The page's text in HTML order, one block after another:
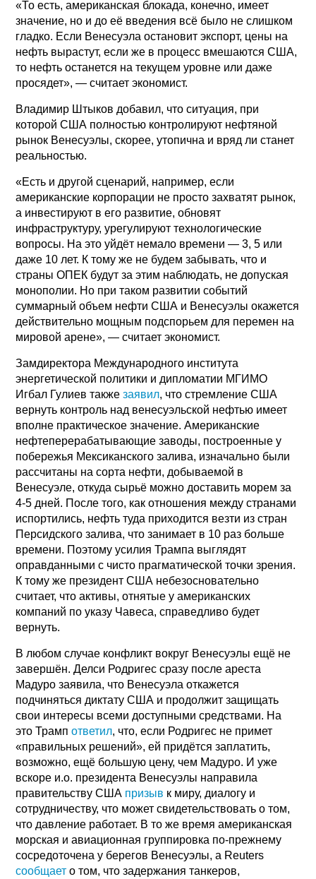
«То есть, американская блокада, конечно, имеет
значение, но и до её введения всё было не слишком
гладко. Если Венесуэла остановит экспорт, цены на
нефть вырастут, если же в процесс вмешаются США,
то нефть останется на текущем уровне или даже
просядет», — считает экономист.
Владимир Штыков добавил, что ситуация, при
которой США полностью контролируют нефтяной
рынок Венесуэлы, скорее, утопична и вряд ли станет
реальностью.
«Есть и другой сценарий, например, если
американские корпорации не просто захватят рынок,
а инвестируют в его развитие, обновят
инфраструктуру, урегулируют технологические
вопросы. На это уйдёт немало времени — 3, 5 или
даже 10 лет. К тому же не будем забывать, что и
страны ОПЕК будут за этим наблюдать, не допуская
монополии. Но при таком развитии событий
суммарный объем нефти США и Венесуэлы окажется
действительно мощным подспорьем для перемен на
мировой арене», — считает экономист.
Замдиректора Международного института
энергетической политики и дипломатии МГИМО
Игбал Гулиев такжезаявил, что стремление США
вернуть контроль над венесуэльской нефтью имеет
вполне практическое значение. Американские
нефтеперерабатывающие заводы, построенные у
побережья Мексиканского залива, изначально были
рассчитаны на сорта нефти, добываемой в
Венесуэле, откуда сырьё можно доставить морем за
4-5 дней. После того, как отношения между странами
испортились, нефть туда приходится везти из стран
Персидского залива, что занимает в 10 раз больше
времени. Поэтому усилия Трампа выглядят
оправданными с чисто прагматической точки зрения.
К тому же президент США небезосновательно
считает, что активы, отнятые у американских
компаний по указу Чавеса, справедливо будет
вернуть.
В любом случае конфликт вокруг Венесуэлы ещё не
завершён. Делси Родригес сразу после ареста
Мадуро заявила, что Венесуэла откажется
подчиняться диктату США и продолжит защищать
свои интересы всеми доступными средствами. На
это Трампответил, что, если Родригес не примет
«правильных решений», ей придётся заплатить,
возможно, ещё большую цену, чем Мадуро. И уже
вскоре и.о. президента Венесуэлы направила
правительству США призыв к миру, диалогу и
сотрудничеству, что может свидетельствовать о том,
что давление работает. В то же время американская
морская и авиационная группировка по-прежнему
сосредоточена у берегов Венесуэлы, а Reuters
сообщает о том, что задержания танкеров,